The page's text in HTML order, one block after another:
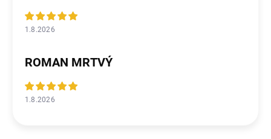
1.8.2026
ROMAN MRTVÝ
1.8.2026